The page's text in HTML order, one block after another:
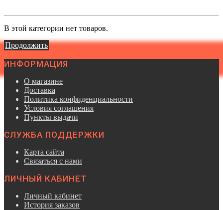
В этой категории нет товаров.
Продолжить
ИНФОРМАЦИЯ
О магазине
Доставка
Политика конфиденциальности
Условия соглашения
Пункты выдачи
СЛУЖБА ПОДДЕРЖКИ
Карта сайта
Связаться с нами
ЛИЧНЫЙ КАБИНЕТ
Личный кабинет
История заказов